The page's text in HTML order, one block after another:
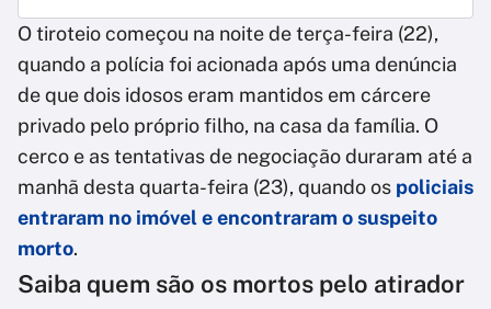
O tiroteio começou na noite de terça-feira (22),
quando a polícia foi acionada após uma denúncia
de que dois idosos eram mantidos em cárcere
privado pelo próprio filho, na casa da família. O
cerco e as tentativas de negociação duraram até a
manhã desta quarta-feira (23), quando os policiais
entraram no imóvel e encontraram o suspeito
morto.
Saiba quem são os mortos pelo atirador